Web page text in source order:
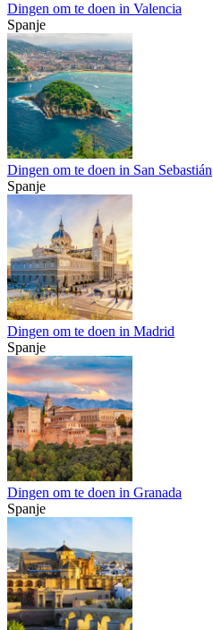
Dingen om te doen in Valencia
Spanje
Dingen om te doen in San Sebastián
Spanje
Dingen om te doen in Madrid
Spanje
Dingen om te doen in Granada
Spanje